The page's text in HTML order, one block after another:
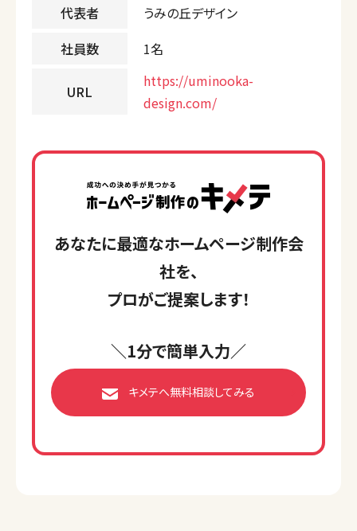
代表者
うみの丘デザイン
社員数
1名
URL
https://uminooka-
design.com/
あなたに最適なホームページ制作会
社を、
プロがご提案します！
＼1分で簡単入力／
キメテへ無料相談してみる